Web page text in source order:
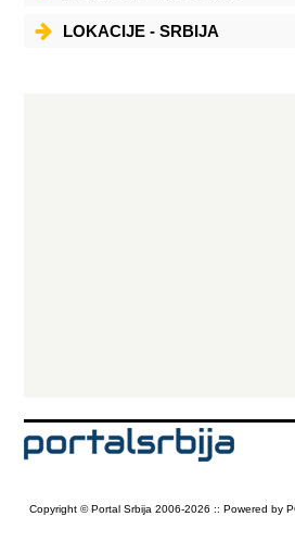
LOKACIJE - SRBIJA
Copyright © Portal Srbija 2006-2026 :: Powered by